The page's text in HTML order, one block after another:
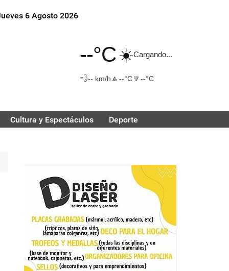
6 Agosto 2026
--°C☀️Cargando...
💨-- km/h 🔼 --°C🔽 --°C
Cultura y Espectáculos Deporte